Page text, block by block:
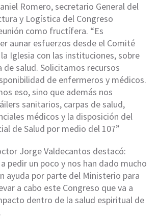
Romero,secretario General del
y Logística del Congreso
como fructífera. “Es
aunar esfuerzos desde el Comité
Iglesia con las instituciones, sobre
de salud. Solicitamos recursos
de enfermeros y médicos.
eso, sino que además nos
sanitarios, carpas de salud,
médicos y la disposición del
de Salud por medio del 107”
Jorge Valdecantos destacó:
pedir un poco y nos han dado mucho
ayuda por parte del Ministerio para
a cabo este Congreso que va a
dentro de la salud espiritual de